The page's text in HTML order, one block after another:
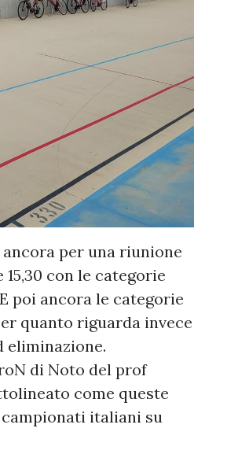
per una riunione
con le categorie
poi ancora le categorie
quanto riguarda invece
eliminazione.
di Noto del prof
come queste
italiani su